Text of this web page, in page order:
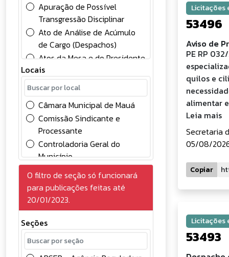
Apuração de Possível
Transgressão Disciplinar
Ato de Análise de Acúmulo
de Cargo (Despachos)
Atos da Mesa e do Presidente
Atos Oficiais
Chamamento Público
Concessão
Concursos Públicos
Conselhos
Contabilidade
Contratos
Convocação
Credenciamento de
Eventuais
Deliberações
Eleições
Locais
Câmara Municipal de Mauá
Comissão Sindicante e
Processante
Controladoria Geral do
Município
Divisão de Controle Contábil
Gabinete do Prefeito
Gerência de Gestão e
Desenvolvimento em
Recursos Humanos
Prefeitura do Município de
O filtro de seção só funcionará
para publicações feitas até
20/01/2023.
Seções
Licitações
53496
Aviso de
PE RP
quilos e
alimentar
Leia mais
Secretaria
05/08/2026
Copiar
Licitações
53493